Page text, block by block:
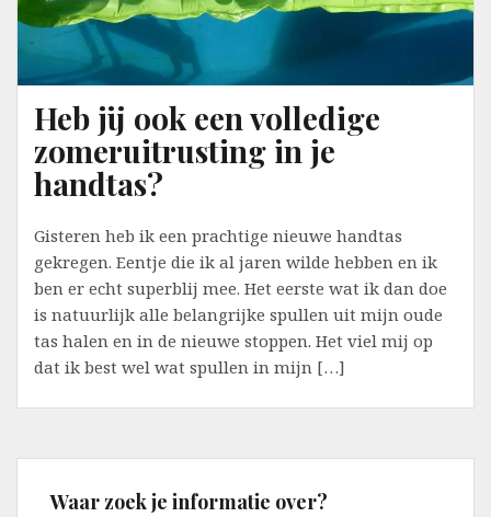
Heb jij ook een volledige
zomeruitrusting in je
handtas?
Gisteren heb ik een prachtige nieuwe handtas
gekregen. Eentje die ik al jaren wilde hebben en ik
ben er echt superblij mee. Het eerste wat ik dan doe
is natuurlijk alle belangrijke spullen uit mijn oude
tas halen en in de nieuwe stoppen. Het viel mij op
dat ik best wel wat spullen in mijn […]
Waar zoek je informatie over?